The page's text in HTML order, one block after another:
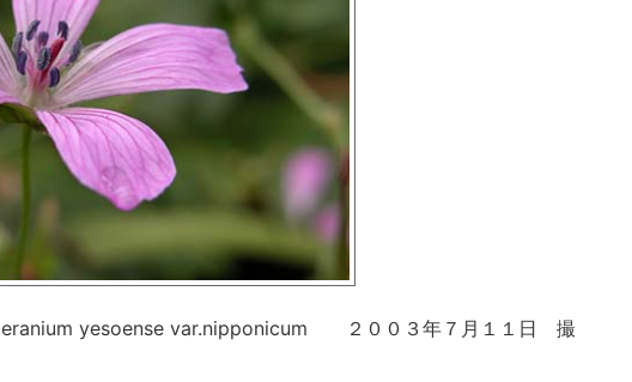
yesoense var.nipponicum ２００３年７月１１日 撮